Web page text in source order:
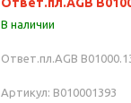
В наличии
Ответ.пл.AGB
Артикул: B010001393